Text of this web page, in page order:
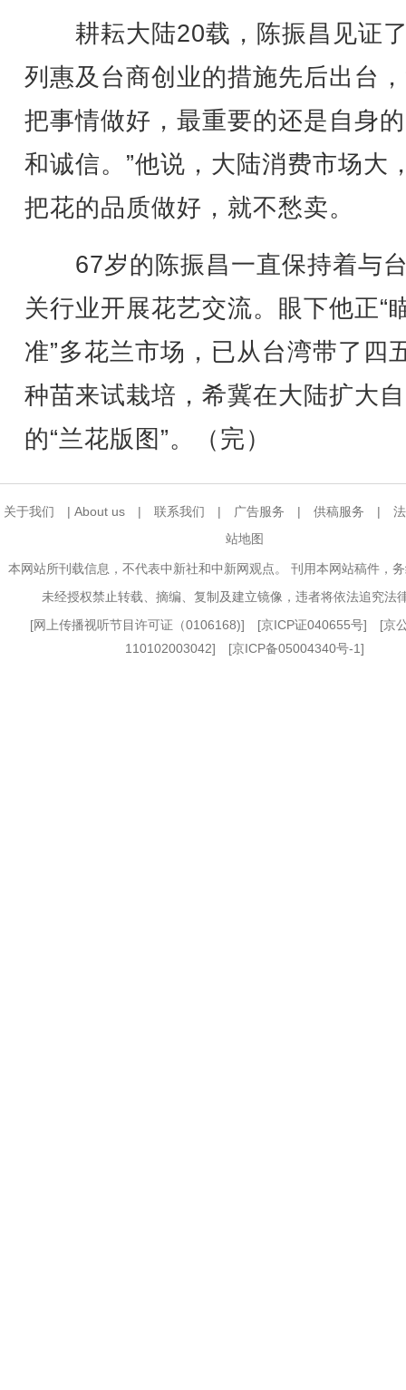
耕耘大陆20载，陈振昌见证
列惠及台商创业的措施先后出台
把事情做好，最重要的还是自身
和诚信。”他说，大陆消费市场大
把花的品质做好，就不愁卖。
67岁的陈振昌一直保持着与
关行业开展花艺交流。眼下他正“
准”多花兰市场，已从台湾带了四
种苗来试栽培，希冀在大陆扩大
的“兰花版图”。（完）
关于我们 | About us | 联系我们 | 广告服务 | 供稿服务 |
站地图
本网站所刊载信息，不代表中新社和中新网观点。 刊用本网站稿件，
未经授权禁止转载、摘编、复制及建立镜像，违者将依法追究法
[网上传播视听节目许可证（0106168)] [京ICP证040655号] [京
110102003042] [京ICP备05004340号-1]